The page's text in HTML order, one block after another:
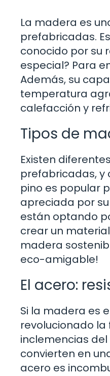
La madera es
prefabricadas.
conocido por su
especial? Para
Además, su
temperatura
calefacción y
Tipos de
Existen
prefabricadas, y
pino es popular
apreciada por
están optando
crear un
madera
eco-amigable!
El acero:
Si la madera es
revolucionado
inclemencias
convierten en
acero es